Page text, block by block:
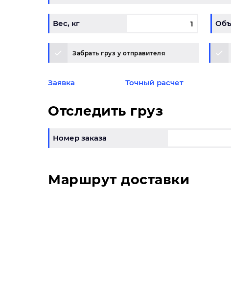
Вес, кг
Забрать груз у отправителя
Заявка Точный расчет
Отследить груз
Номер заказа
Маршрут доставки